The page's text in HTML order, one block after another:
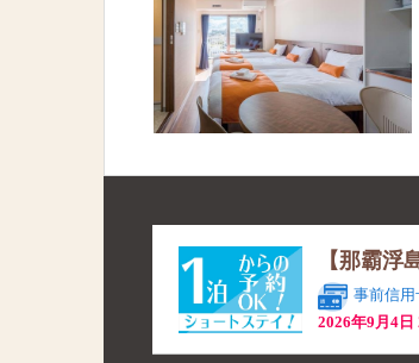
【那霸
事前信用
2026年9月4日